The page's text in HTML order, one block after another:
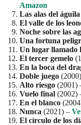
Amazon
Las alas del águila
El valle de los
Noche sobre las
Una fortuna
Un lugar llamado
El tercer gemelo
En la boca del
Doble juego
Alto riesgo (2001)
Vuelo final (2002)
En el blanco
Nunca (2021) –
El círculo de los